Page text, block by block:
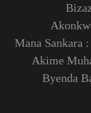
Mana Sankara
Akime
Byenda